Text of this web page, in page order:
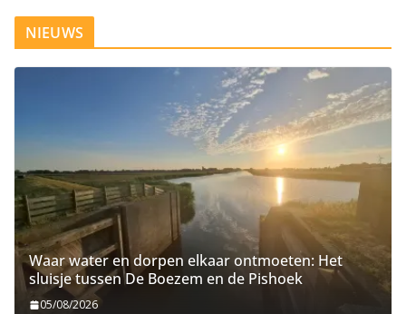
NIEUWS
Waar water en dorpen elkaar ontmoeten: Het
sluisje tussen De Boezem en de Pishoek
05/08/2026